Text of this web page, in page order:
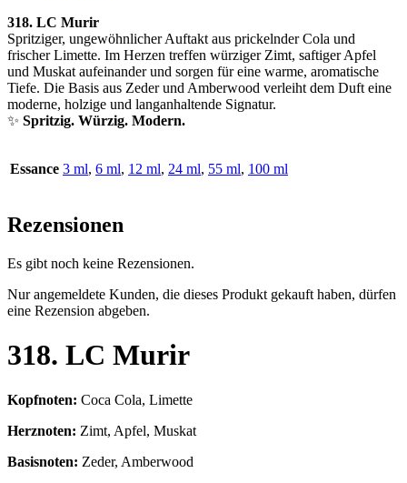
318. LC Murir
Spritziger, ungewöhnlicher Auftakt aus prickelnder Cola und
frischer Limette. Im Herzen treffen würziger Zimt, saftiger Apfel
und Muskat aufeinander und sorgen für eine warme, aromatische
Tiefe. Die Basis aus Zeder und Amberwood verleiht dem Duft eine
moderne, holzige und langanhaltende Signatur.
✨ Spritzig. Würzig. Modern.
Essance 3 ml, 6 ml, 12 ml, 24 ml, 55 ml, 100 ml
Rezensionen
Es gibt noch keine Rezensionen.
Nur angemeldete Kunden, die dieses Produkt gekauft haben, dürfen
eine Rezension abgeben.
318. LC Murir
Kopfnoten: Coca Cola, Limette
Herznoten: Zimt, Apfel, Muskat
Basisnoten: Zeder, Amberwood